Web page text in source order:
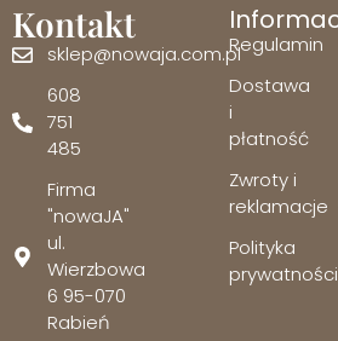
Kontakt
sklep@nowaja.com.pl
608
751
485
Firma
"nowaJA"
ul.
Wierzbowa
6 95-070
Rabień
Regulamin
Dostawa
i
płatność
Zwroty i
reklamacje
Polityka
prywatności